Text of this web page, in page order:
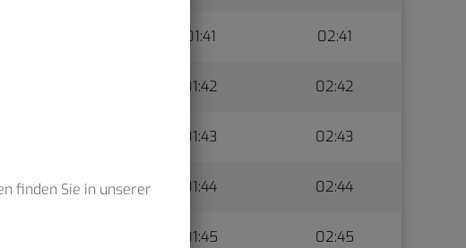
01:41 02:41
01:42 02:42
01:43 02:43
00:44 01:44 02:44
01:45 02:45
finden Sie in unserer